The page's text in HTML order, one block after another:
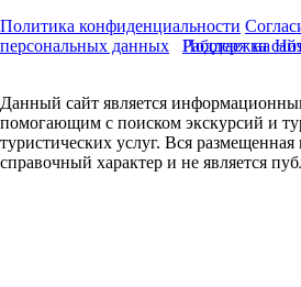
Политика конфиденциальности
персональных данных
Работает на
Поддержка
Данный сайт является
помогающим с поиском экскурсий и
туристических услуг. Вся
справочный характер и не является